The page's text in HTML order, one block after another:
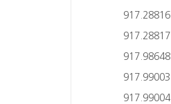
917.28816
917.28817
917.98648
917.99003
917.99004